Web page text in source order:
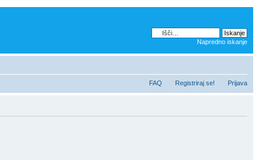
Napredno iskanje
FAQ Registriraj se! Prijava